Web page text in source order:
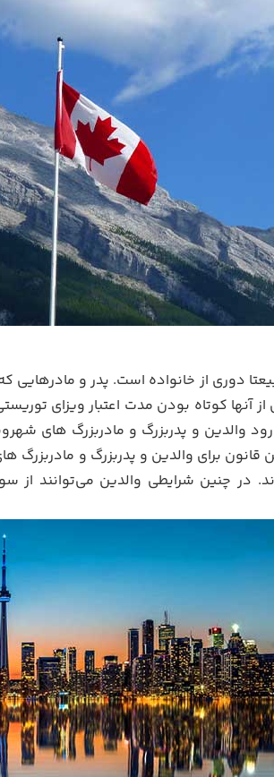
دوری از خانواده است. پدر و
والدین و پدربزرگ و مادربزرگ ‌های
چنین شرایطی والدین می‌توانند از